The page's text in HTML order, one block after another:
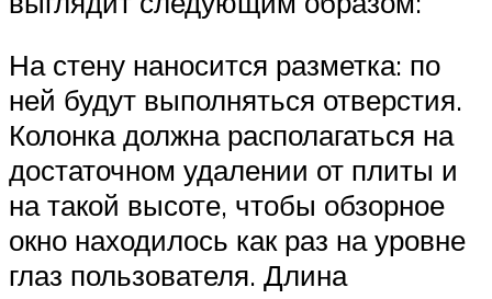
На стену наносится разметка: по
ней будут выполняться отверстия.
Колонка должна располагаться на
достаточном удалении от плиты и
на такой высоте, чтобы обзорное
окно находилось как раз на уровне
глаз пользователя. Длина